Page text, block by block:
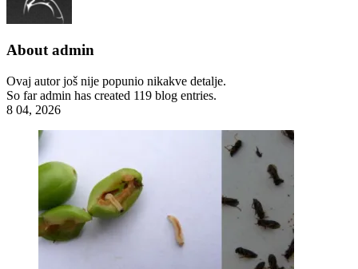
Aboutadmin
Ovaj autor još nije popunio nikakve detalje.
So far admin has created 119 blog entries.
8 04, 2026